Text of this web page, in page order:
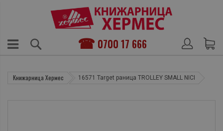
0700 17 666
Книжарница Хермес 16571 Target раница TROLLEY SMALL NICI